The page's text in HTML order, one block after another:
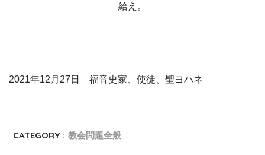
給え。
2021年12月27日 福音史家、使徒、聖ヨハネ
CATEGORY : 教会問題全般